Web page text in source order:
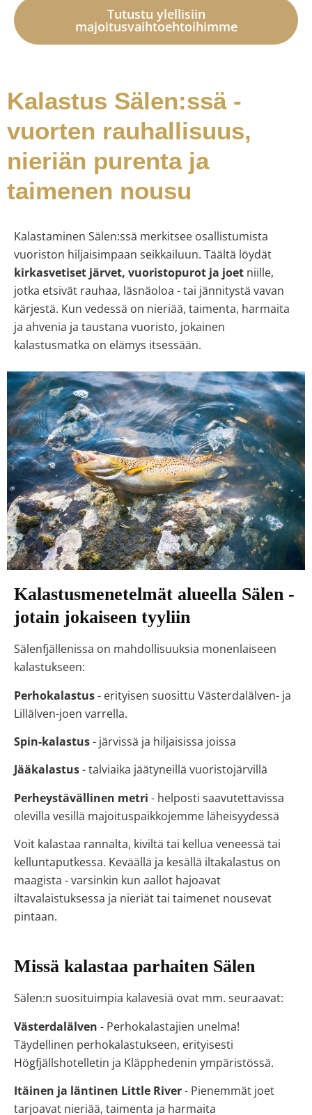
Tutustu ylellisiin
majoitusvaihtoehtoihimme
Kalastus Sälen:ssä -
vuorten rauhallisuus,
nieriän purenta ja
taimenen nousu
Kalastaminen Sälen:ssä merkitsee osallistumista
vuoriston hiljaisimpaan seikkailuun. Täältä löydät
kirkasvetiset järvet, vuoristopurot ja joet niille,
jotka etsivät rauhaa, läsnäoloa - tai jännitystä vavan
kärjestä. Kun vedessä on nieriää, taimenta, harmaita
ja ahvenia ja taustana vuoristo, jokainen
kalastusmatka on elämys itsessään.
Kalastusmenetelmät alueella Sälen -
jotain jokaiseen tyyliin
Sälenfjällenissa on mahdollisuuksia monenlaiseen
kalastukseen:
Perhokalastus- erityisen suosittu Västerdalälven- ja
Lillälven-joen varrella.
Spin-kalastus- järvissä ja hiljaisissa joissa
Jääkalastus- talviaika jäätyneillä vuoristojärvillä
Perheystävällinen metri - helposti saavutettavissa
olevilla vesillä majoituspaikkojemme läheisyydessä
Voit kalastaa rannalta, kiviltä tai kellua veneessä tai
kelluntaputkessa. Keväällä ja kesällä iltakalastus on
maagista - varsinkin kun aallot hajoavat
iltavalaistuksessa ja nieriät tai taimenet nousevat
pintaan.
Missä kalastaa parhaiten Sälen
Sälen:n suosituimpia kalavesiä ovat mm. seuraavat:
Västerdalälven - Perhokalastajien unelma!
Täydellinen perhokalastukseen, erityisesti
Högfjällshotelletin ja Kläpphedenin ympäristössä.
Itäinen ja läntinen Little River- Pienemmät joet
tarjoavat nieriää, taimenta ja harmaita